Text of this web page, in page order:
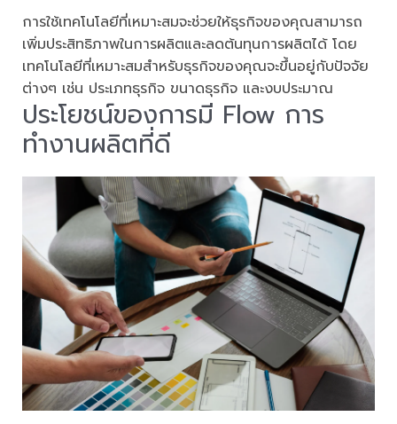
การใช้เทคโนโลยีที่เหมาะสมจะช่วยให้ธุรกิจของคุณสามารถ
เพิ่มประสิทธิภาพในการผลิตและลดต้นทุนการผลิตได้ โดย
เทคโนโลยีที่เหมาะสมสำหรับธุรกิจของคุณจะขึ้นอยู่กับปัจจัย
ต่างๆ เช่น ประเภทธุรกิจ ขนาดธุรกิจ และงบประมาณ
ประโยชน์ของการมี Flow การ
ทำงานผลิตที่ดี